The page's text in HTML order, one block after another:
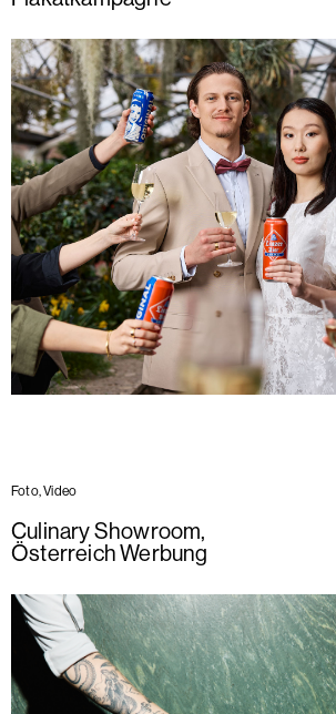
Foto, Video
Culinary Showroom,
Österreich Werbung